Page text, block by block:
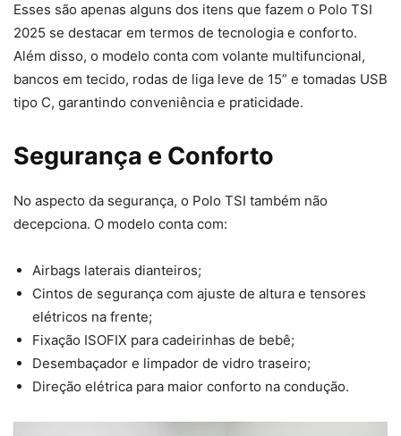
Esses são apenas alguns dos itens que fazem o Polo TSI
2025 se destacar em termos de tecnologia e conforto.
Além disso, o modelo conta com volante multifuncional,
bancos em tecido, rodas de liga leve de 15” e tomadas USB
tipo C, garantindo conveniência e praticidade.
Segurança e Conforto
No aspecto da segurança, o Polo TSI também não
decepciona. O modelo conta com:
Airbags laterais dianteiros;
Cintos de segurança com ajuste de altura e tensores
elétricos na frente;
Fixação ISOFIX para cadeirinhas de bebê;
Desembaçador e limpador de vidro traseiro;
Direção elétrica para maior conforto na condução.